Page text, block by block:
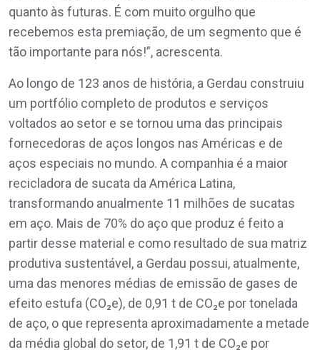
quanto às futuras. É com muito orgulho que
recebemos esta premiação, de um segmento que é
tão importante para nós!”, acrescenta.
Ao longo de 123 anos de história, a Gerdau construiu
um portfólio completo de produtos e serviços
voltados ao setor e se tornou uma das principais
fornecedoras de aços longos nas Américas e de
aços especiais no mundo. A companhia é a maior
recicladora de sucata da América Latina,
transformando anualmente 11 milhões de sucatas
em aço. Mais de 70% do aço que produz é feito a
partir desse material e como resultado de sua matriz
produtiva sustentável, a Gerdau possui, atualmente,
uma das menores médias de emissão de gases de
efeito estufa (CO₂e), de 0,91 t de CO₂e por tonelada
de aço, o que representa aproximadamente a metade
da média global do setor, de 1,91 t de CO₂e por